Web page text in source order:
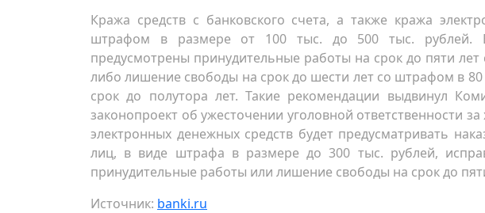
Кража средств с банковского счета, а также кража
штрафом в размере от 100 тыс. до 500 тыс. рублей. В
предусмотрены принудительные работы на срок до пяти
либо лишение свободы на срок до шести лет со штрафом в
срок до полутора лет. Такие рекомендации выдвинул
законопроект об ужесточении уголовной ответственности
электронных денежных средств будет предусматривать
лиц, в виде штрафа в размере до 300 тыс. рублей,
принудительные работы или лишение свободы на срок до
Источник: banki.ru